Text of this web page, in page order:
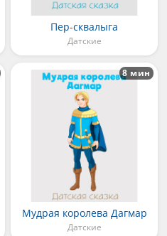
Пер-сквалыга
Датские
Мудрая королева Дагмар
Датские
8 мин